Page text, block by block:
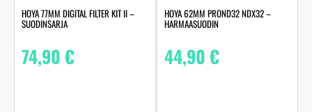
HOYA 77MM DIGITAL FILTER KIT II –
SUODINSARJA
74,90€
HOYA 62MM PROND32 NDX32 –
HARMAASUODIN
44,90€